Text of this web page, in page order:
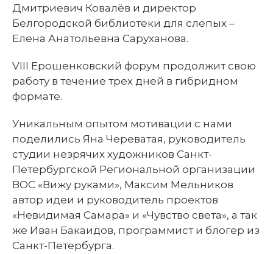
Дмитриевич Ковалёв и директор
Белгородской библиотеки для слепых –
Елена Анатольевна Саруханова.
VIII Ерошенковский форум продолжит свою
работу в течение трех дней в гибридном
формате.
Уникальным опытом мотивации с нами
поделились Яна Череватая, руководитель
студии незрячих художников Санкт-
Петербургской Региональной организации
ВОС «Вижу руками», Максим Мельников
автор идеи и руководитель проектов
«Невидимая Самара» и «Чувство света», а так
же Иван Бакаидов, программист и блогер из
Санкт-Петербурга.